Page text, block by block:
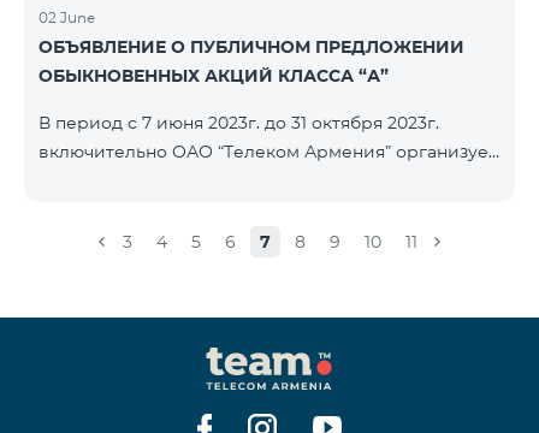
02 June
ОБЪЯВЛЕНИЕ О ПУБЛИЧНОМ ПРЕДЛОЖЕНИИ
ОБЫКНОВЕННЫХ АКЦИЙ КЛАССА “А”
В период с 7 июня 2023г. до 31 октября 2023г.
включительно ОАО “Телеком Армения” организует
ЭМИТЕНТ ОАО “ТЕЛЕКОМ АРМЕНИЯ” ТИП
СУММА 8,240,000,000 драмов МИНИМАЛЬНЫЙ
ОБЬЕМ ПОКУПКИ 200 МИНИМАЛЬНАЯ СУММА
ПОКУПКИ 41,200 драмов ОРГАНИЗАТОР
3 4 5 6 7 8 9 10 11